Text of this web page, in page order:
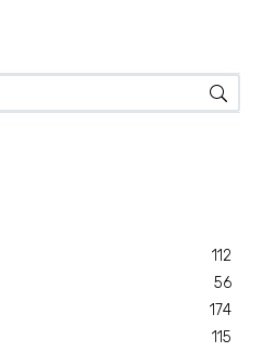
112
56
174
115